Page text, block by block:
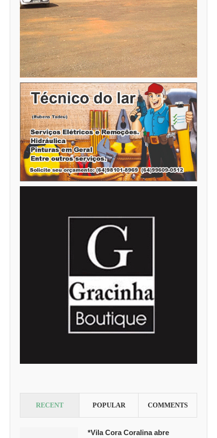
RECENT POPULAR COMMENTS
*Vila Cora Coralina abre